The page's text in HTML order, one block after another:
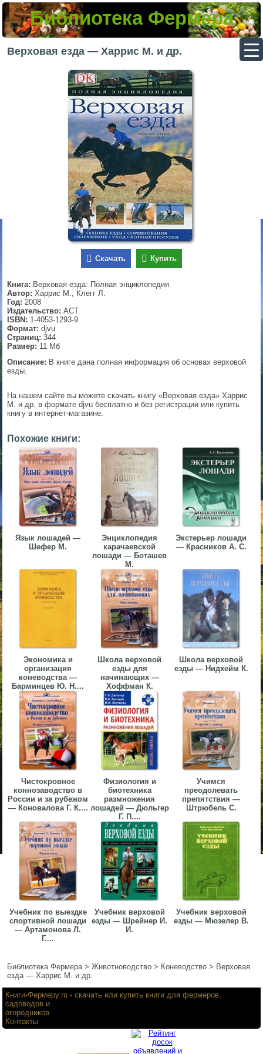
Библиотека Фермера
Верховая езда — Харрис М. и др.
Скачать Купить
Книга: Верховая езда: Полная энциклопедия
Автор: Харрис М., Клегг Л.
Год: 2008
Издательство: АСТ
ISBN: 1-4053-1293-9
Формат: djvu
Страниц: 344
Размер: 11 Мб
Описание: В книге дана полная информация об основах верховой
езды.
На нашем сайте вы можете скачать книгу «Верховая езда» Харрис
М. и др. в формате djvu бесплатно и без регистрации или купить
книгу в интернет-магазине.
Похожие книги:
Язык лошадей —
Шефер М.
Энциклопедия
карачаевской
лошади — Боташев
М.
Экстерьер лошади
— Красников А. С.
Экономика и
организация
коневодства —
Барминцев Ю. Н....
Школа верховой
езды для
начинающих —
Хоффман К.
Школа верховой
езды — Нидхейм К.
Чистокровное
коннозаводство в
России и за рубежом
— Коновалова Г. К....
Физиология и
биотехника
размножения
лошадей — Дюльгер
Г. П....
Учимся
преодолевать
препятствия —
Штрюбель С.
Учебник по выездке
спортивной лошади
— Артамонова Л.
Г....
Учебник верховой
езды — Шрейнер И.
И.
Учебник верховой
езды — Мюзелер В.
Библиотека Фермера>Животноводство > Коневодство > Верховая
езда — Харрис М. и др.
▼
▼
▼
▼
▼
Книги-Фермеру.ru - скачать или купить книги для фермеров,
садоводов и
огородников.
Контакты